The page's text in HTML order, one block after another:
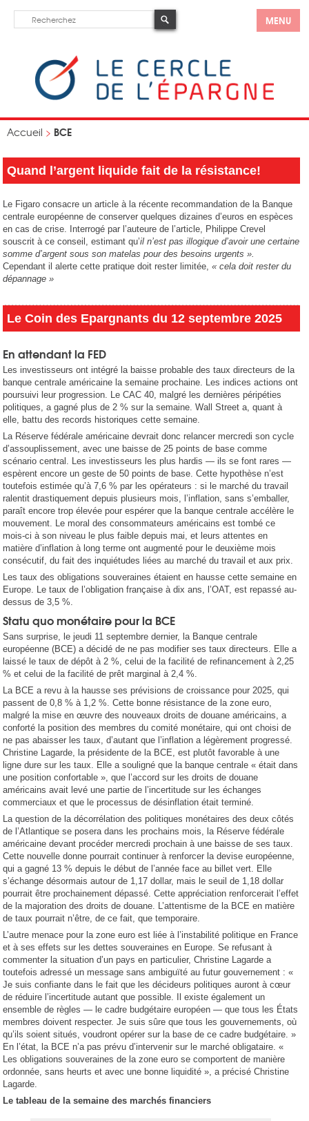
MENU
Accueil > BCE
Quand l’argent liquide fait de la résistance!
Le Figaro consacre un article à la récente recommandation de la Banque
centrale européenne de conserver quelques dizaines d’euros en espèces
en cas de crise. Interrogé par l’auteure de l’article, Philippe Crevel
souscrit à ce conseil, estimant qu’il n’est pas illogique d’avoir une certaine
somme d’argent sous son matelas pour des besoins urgents ».
Cependant il alerte cette pratique doit rester limitée, « cela doit rester du
dépannage »
Le Coin des Epargnants du 12 septembre 2025
En attendant la FED
Les investisseurs ont intégré la baisse probable des taux directeurs de la
banque centrale américaine la semaine prochaine. Les indices actions ont
poursuivi leur progression. Le CAC 40, malgré les dernières péripéties
politiques, a gagné plus de 2 % sur la semaine. Wall Street a, quant à
elle, battu des records historiques cette semaine.
La Réserve fédérale américaine devrait donc relancer mercredi son cycle
d’assouplissement, avec une baisse de 25 points de base comme
scénario central. Les investisseurs les plus hardis — ils se font rares —
espèrent encore un geste de 50 points de base. Cette hypothèse n’est
toutefois estimée qu’à 7,6 % par les opérateurs : si le marché du travail
ralentit drastiquement depuis plusieurs mois, l’inflation, sans s’emballer,
paraît encore trop élevée pour espérer que la banque centrale accélère le
mouvement. Le moral des consommateurs américains est tombé ce
mois-ci à son niveau le plus faible depuis mai, et leurs attentes en
matière d’inflation à long terme ont augmenté pour le deuxième mois
consécutif, du fait des inquiétudes liées au marché du travail et aux prix.
Les taux des obligations souveraines étaient en hausse cette semaine en
Europe. Le taux de l’obligation française à dix ans, l’OAT, est repassé au-
dessus de 3,5 %.
Statu quo monétaire pour la BCE
Sans surprise, le jeudi 11 septembre dernier, la Banque centrale
européenne (BCE) a décidé de ne pas modifier ses taux directeurs. Elle a
laissé le taux de dépôt à 2 %, celui de la facilité de refinancement à 2,25
% et celui de la facilité de prêt marginal à 2,4 %.
La BCE a revu à la hausse ses prévisions de croissance pour 2025, qui
passent de 0,8 % à 1,2 %. Cette bonne résistance de la zone euro,
malgré la mise en œuvre des nouveaux droits de douane américains, a
conforté la position des membres du comité monétaire, qui ont choisi de
ne pas abaisser les taux, d’autant que l’inflation a légèrement progressé.
Christine Lagarde, la présidente de la BCE, est plutôt favorable à une
ligne dure sur les taux. Elle a souligné que la banque centrale « était dans
une position confortable », que l’accord sur les droits de douane
américains avait levé une partie de l’incertitude sur les échanges
commerciaux et que le processus de désinflation était terminé.
La question de la décorrélation des politiques monétaires des deux côtés
de l’Atlantique se posera dans les prochains mois, la Réserve fédérale
américaine devant procéder mercredi prochain à une baisse de ses taux.
Cette nouvelle donne pourrait continuer à renforcer la devise européenne,
qui a gagné 13 % depuis le début de l’année face au billet vert. Elle
s’échange désormais autour de 1,17 dollar, mais le seuil de 1,18 dollar
pourrait être prochainement dépassé. Cette appréciation renforcerait l’effet
de la majoration des droits de douane. L’attentisme de la BCE en matière
de taux pourrait n’être, de ce fait, que temporaire.
L’autre menace pour la zone euro est liée à l’instabilité politique en France
et à ses effets sur les dettes souveraines en Europe. Se refusant à
commenter la situation d’un pays en particulier, Christine Lagarde a
toutefois adressé un message sans ambiguïté au futur gouvernement : «
Je suis confiante dans le fait que les décideurs politiques auront à cœur
de réduire l’incertitude autant que possible. Il existe également un
ensemble de règles — le cadre budgétaire européen — que tous les États
membres doivent respecter. Je suis sûre que tous les gouvernements, où
qu’ils soient situés, voudront opérer sur la base de ce cadre budgétaire. »
En l’état, la BCE n’a pas prévu d’intervenir sur le marché obligataire. «
Les obligations souveraines de la zone euro se comportent de manière
ordonnée, sans heurts et avec une bonne liquidité », a précisé Christine
Lagarde.
Le tableau de la semaine des marchés financiers